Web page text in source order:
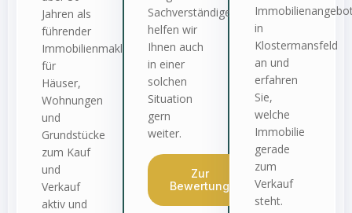
Jahren als
führender
Immobilienmakler
für
Häuser,
Wohnungen
und
Grundstücke
zum Kauf
und
Verkauf
aktiv und
Sachverständigenbüro
helfen wir
Ihnen auch
in einer
solchen
Situation
gern
weiter.
Zur
Bewertung
in
Klostermansfeld
an und
erfahren
Sie,
welche
Immobilie
gerade
zum
Verkauf
steht.